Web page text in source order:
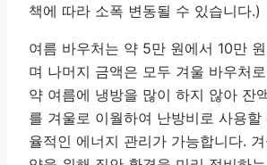
책에 따라 소폭 변동될 수 있습니다.)
여름 바우처는 약 5만 원에서 10만
며 나머지 금액은 모두 겨울 바우처
약 여름에 냉방을 많이 하지 않아 잔
를 겨울로 이월하여 난방비로 사용할
율적인 에너지 관리가 가능합니다.